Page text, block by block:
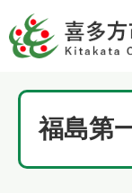
ー
ジ
福島第